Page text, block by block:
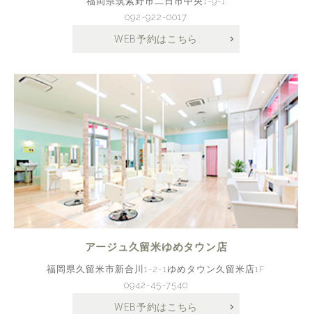
092-922-0017
WEB予約はこちら
アージュ久留米ゆめタウン店
福岡県久留米市新合川1-2-1ゆめタウン久留米店1F
0942-45-7540
WEB予約はこちら